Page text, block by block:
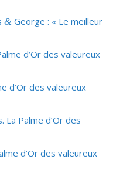
& George : « Le meilleur
d’Or des valeureux
d’Or des valeureux
La Palme d’Or des
d’Or des valeureux